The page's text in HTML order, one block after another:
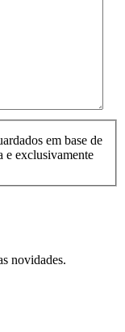
em base de
e exclusivamente
novidades.